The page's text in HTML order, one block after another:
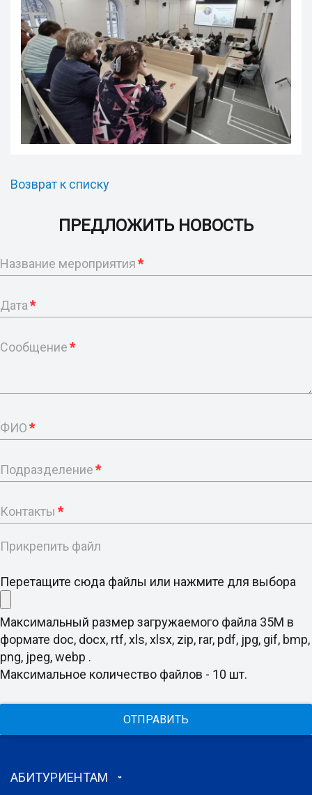
Возврат к списку
ПРЕДЛОЖИТЬ НОВОСТЬ
Название мероприятия*
Дата*
Сообщение*
ФИО*
Подразделение*
Контакты *
Прикрепить файл
Перетащите сюда файлы или нажмите для выбора
Максимальный размер загружаемого файла 35M в
формате doc, docx, rtf, xls, xlsx, zip, rar, pdf, jpg, gif, bmp,
png, jpeg, webp .
Максимальное количество файлов - 10 шт.
ОТПРАВИТЬ
АБИТУРИЕНТАМ